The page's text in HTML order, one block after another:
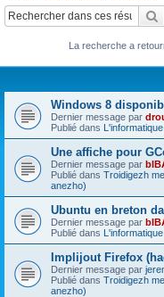
La recherche a
Windows 8
Dernier message par
Publié dans
Une affiche pour
Dernier message par
Publié dans Troidigezh
anezho)
Ubuntu en breton
Dernier message par
Publié dans
Implijout Firefox
Dernier message par
Publié dans Troidigezh
anezho)